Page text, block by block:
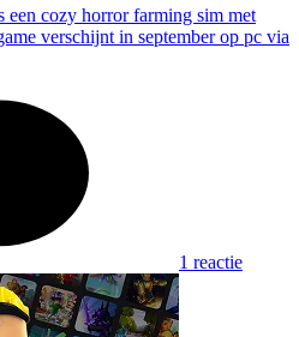
een cozy horror farming sim met
verschijnt in september op pc via
1 reactie